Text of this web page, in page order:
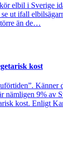
elbil i Sverige
ut ifall
än de…
kost
Känner
nämligen 9% av
kost. Enligt